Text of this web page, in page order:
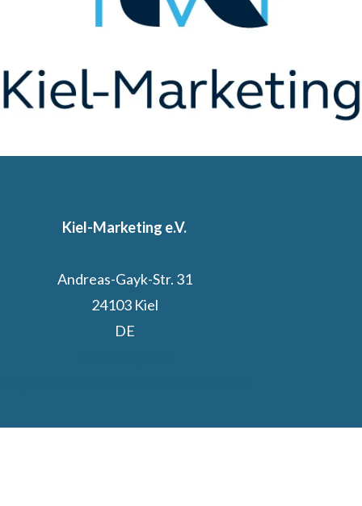
Kiel-Marketing e.V.
Andreas-Gayk-Str. 31
24103 Kiel
DE